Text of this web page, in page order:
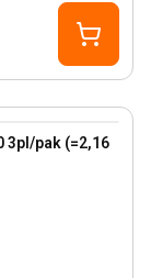
3pl/pak (=2,16